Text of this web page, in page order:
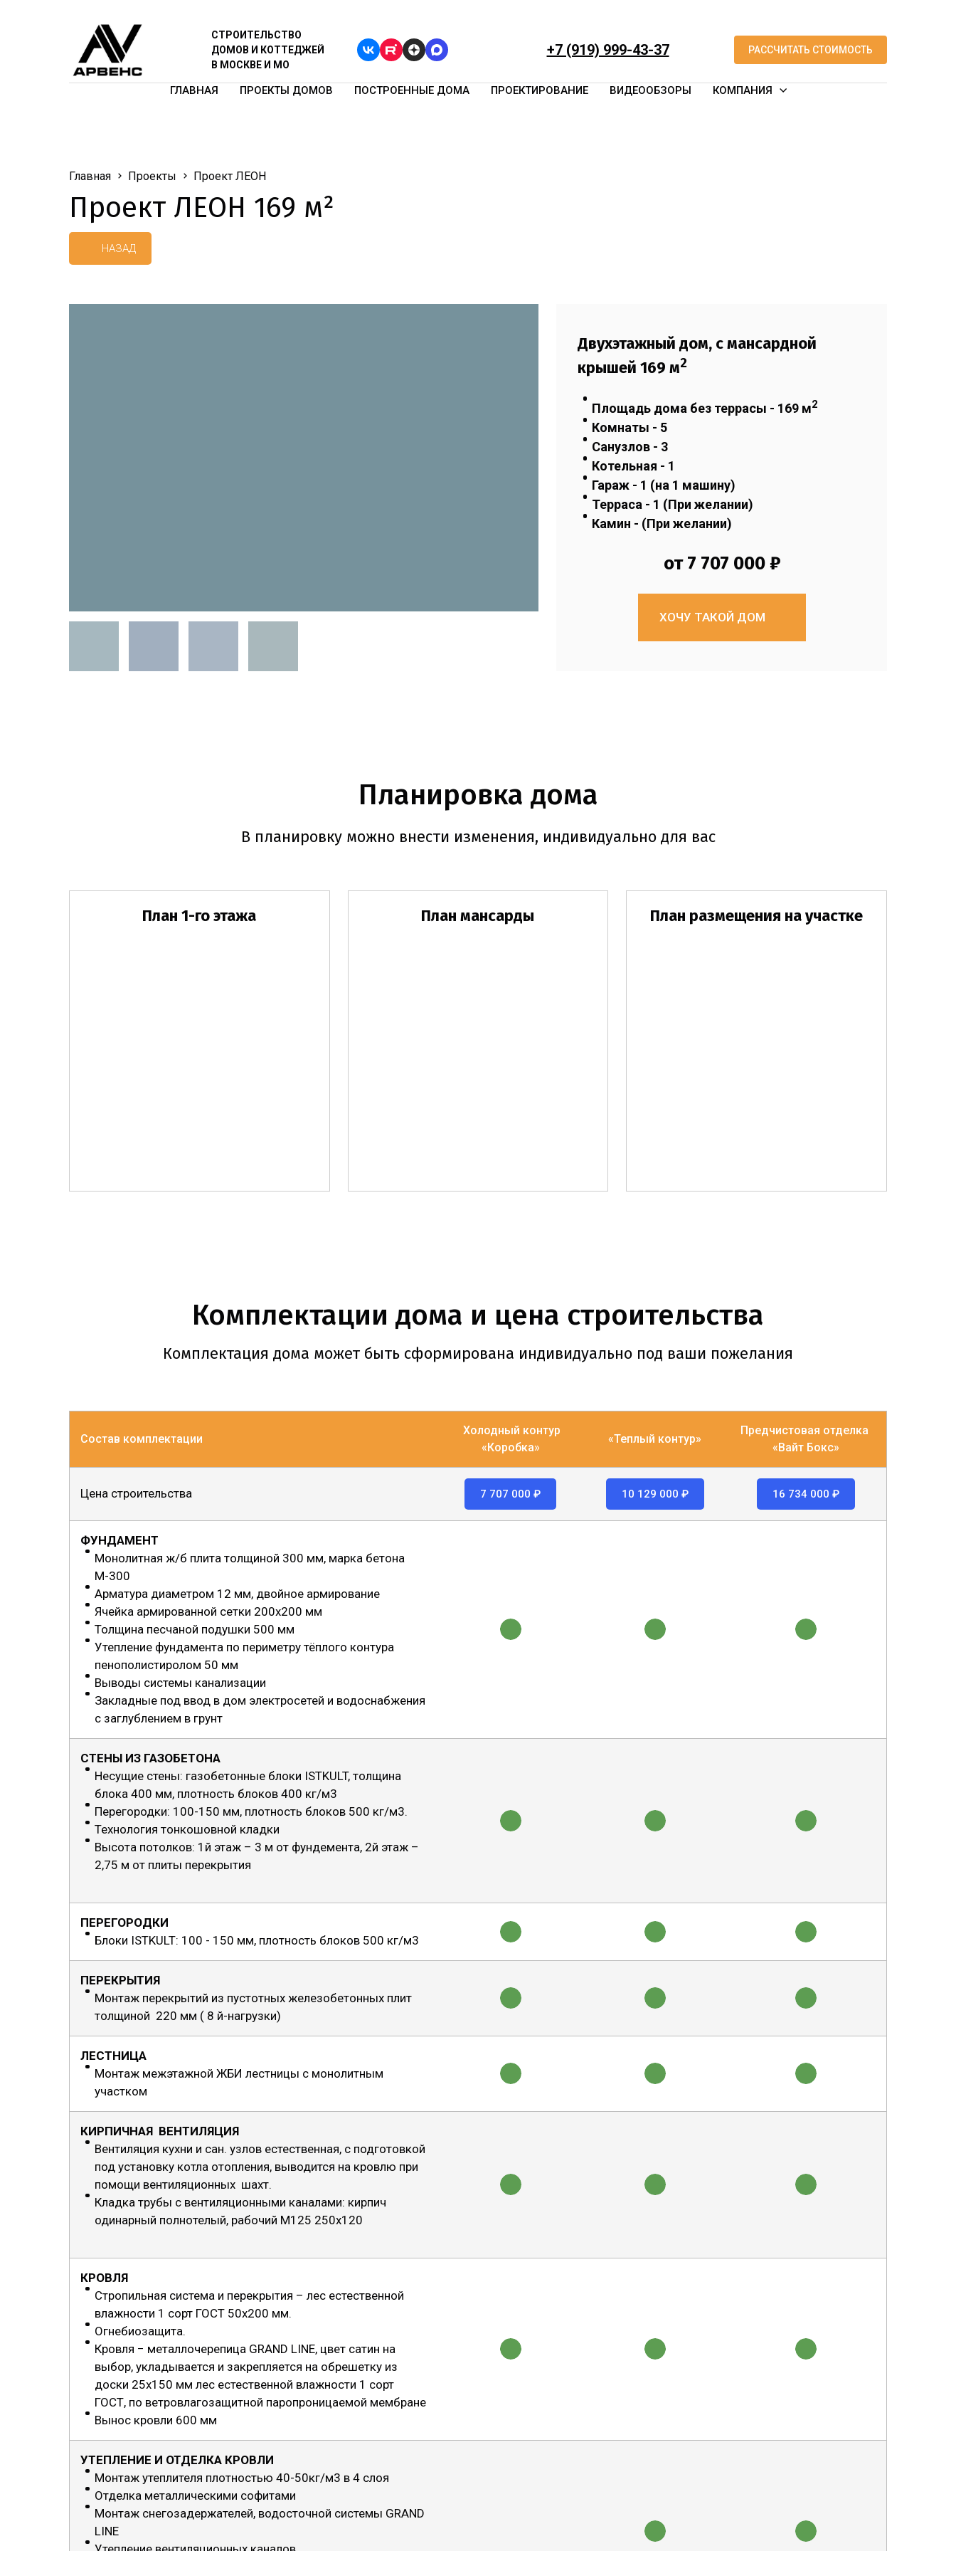
СТРОИТЕЛЬСТВО
ДОМОВ И КОТТЕДЖЕЙ
В МОСКВЕ И МО
+7 (919) 999-43-37 РАССЧИТАТЬ СТОИМОСТЬ
ГЛАВНАЯ ПРОЕКТЫ ДОМОВ ПОСТРОЕННЫЕ ДОМА ПРОЕКТИРОВАНИЕ ВИДЕООБЗОРЫ КОМПАНИЯ
Главная Проекты Проект ЛЕОН
Проект ЛЕОН 169 м²
НАЗАД
Двухэтажный дом, с мансардной
крышей169м2
Площадь дома без террасы - 169 м2
Комнаты - 5
Санузлов - 3
Котельная - 1
Гараж - 1 (на 1 машину)
Терраса - 1 (При желании)
Камин - (При желании)
от 7 707 000 ₽
ХОЧУ ТАКОЙ ДОМ
Планировка дома
В планировку можно внести изменения, индивидуально для вас
План 1-го этажа План мансарды План размещения на участке
Комплектации дома и цена строительства
Комплектация дома может быть сформирована индивидуально под ваши пожелания
Состав комплектации
Холодный контур
«Коробка»
«Теплый контур»
Предчистовая отделка
«Вайт Бокс»
Цена строительства 7 707 000 ₽ 10 129 000 ₽ 16 734 000 ₽
ФУНДАМЕНТ
Монолитная ж/б плита толщиной 300 мм, марка бетона
М-300
Арматура диаметром 12 мм, двойное армирование
Ячейка армированной сетки 200х200 мм
Толщина песчаной подушки 500 мм
Утепление фундамента по периметру тёплого контура
пенополистиролом 50 мм
Выводы системы канализации
Закладные под ввод в дом электросетей и водоснабжения
с заглублением в грунт
СТЕНЫ ИЗ ГАЗОБЕТОНА
Несущие стены: газобетонные блоки ISTKULT, толщина
блока 400 мм, плотность блоков 400 кг/м3
Перегородки: 100-150 мм, плотность блоков 500 кг/м3.
Технология тонкошовной кладки
Высота потолков: 1й этаж – 3 м от фундемента, 2й этаж –
2,75 м от плиты перекрытия
ПЕРЕГОРОДКИ
Блоки ISTKULT: 100 - 150 мм, плотность блоков 500 кг/м3
ПЕРЕКРЫТИЯ
Монтаж перекрытий из пустотных железобетонных плит
толщиной 220 мм ( 8 й-нагрузки)
ЛЕСТНИЦА
Монтаж межэтажной ЖБИ лестницы с монолитным
участком
КИРПИЧНАЯ ВЕНТИЛЯЦИЯ
Вентиляция кухни и сан. узлов естественная, с подготовкой
под установку котла отопления, выводится на кровлю при
помощи вентиляционных шахт.
Кладка трубы с вентиляционными каналами: кирпич
одинарный полнотелый, рабочий М125 250х120
КРОВЛЯ
Стропильная система и перекрытия – лес естественной
влажности 1 сорт ГОСТ 50х200 мм.
Огнебиозащита.
Кровля − металлочерепица GRAND LINE, цвет сатин на
выбор, укладывается и закрепляется на обрешетку из
доски 25х150 мм лес естественной влажности 1 сорт
ГОСТ, по ветровлагозащитной паропроницаемой мембране
Вынос кровли 600 мм
УТЕПЛЕНИЕ И ОТДЕЛКА КРОВЛИ
Монтаж утеплителя плотностью 40-50кг/м3 в 4 слоя
Отделка металлическими софитами
Монтаж снегозадержателей, водосточной системы GRAND
LINE